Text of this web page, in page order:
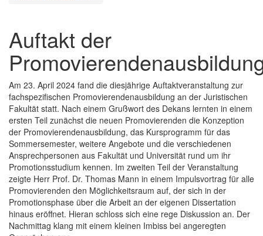
Auftakt der
Am 23. April 2024 fand die diesjährige Auftaktveranstaltung zur
fachspezifischen Promovierendenausbildung an der Juristischen
Fakultät statt. Nach einem Grußwort des Dekans lernten in einem
ersten Teil zunächst die neuen Promovierenden die Konzeption
der Promovierendenausbildung, das Kursprogramm für das
Sommersemester, weitere Angebote und die verschiedenen
Ansprechpersonen aus Fakultät und Universität rund um ihr
Promotionsstudium kennen. Im zweiten Teil der Veranstaltung
zeigte Herr Prof. Dr. Thomas Mann in einem Impulsvortrag für alle
Promovierenden den Möglichkeitsraum auf, der sich in der
Promotionsphase über die Arbeit an der eigenen Dissertation
hinaus eröffnet. Hieran schloss sich eine rege Diskussion an. Der
Nachmittag klang mit einem kleinen Imbiss bei angeregten